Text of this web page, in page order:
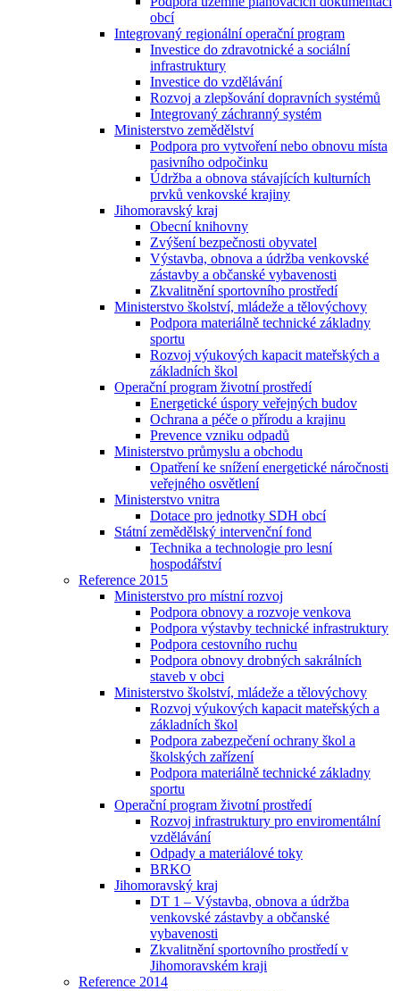
obcí
Integrovaný regionální operační program
Investice do zdravotnické a sociální
infrastruktury
Investice do vzdělávání
Rozvoj a zlepšování dopravních systémů
Integrovaný záchranný systém
Ministerstvo zemědělství
Podpora pro vytvoření nebo obnovu místa
pasivního odpočinku
Údržba a obnova stávajících kulturních
prvků venkovské krajiny
Jihomoravský kraj
Obecní knihovny
Zvýšení bezpečnosti obyvatel
Výstavba, obnova a údržba venkovské
zástavby a občanské vybavenosti
Zkvalitnění sportovního prostředí
Ministerstvo školství, mládeže a tělovýchovy
Podpora materiálně technické základny
sportu
Rozvoj výukových kapacit mateřských a
základních škol
Operační program životní prostředí
Energetické úspory veřejných budov
Ochrana a péče o přírodu a krajinu
Prevence vzniku odpadů
Ministerstvo průmyslu a obchodu
Opatření ke snížení energetické náročnosti
veřejného osvětlení
Ministerstvo vnitra
Dotace pro jednotky SDH obcí
Státní zemědělský intervenční fond
Technika a technologie pro lesní
hospodářství
Reference 2015
Ministerstvo pro místní rozvoj
Podpora obnovy a rozvoje venkova
Podpora výstavby technické infrastruktury
Podpora cestovního ruchu
Podpora obnovy drobných sakrálních
staveb v obci
Ministerstvo školství, mládeže a tělovýchovy
Rozvoj výukových kapacit mateřských a
základních škol
Podpora zabezpečení ochrany škol a
školských zařízení
Podpora materiálně technické základny
sportu
Operační program životní prostředí
Rozvoj infrastruktury pro enviromentální
vzdělávání
Odpady a materiálové toky
BRKO
Jihomoravský kraj
DT 1 – Výstavba, obnova a údržba
venkovské zástavby a občanské
vybavenosti
Zkvalitnění sportovního prostředí v
Jihomoravském kraji
Reference 2014